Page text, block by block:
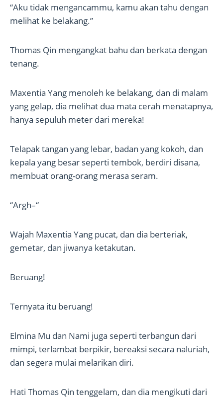
“Aku tidak mengancammu, kamu akan tahu dengan
melihat ke belakang.”
Thomas Qin mengangkat bahu dan berkata dengan
tenang.
Maxentia Yang menoleh ke belakang, dan di malam
yang gelap, dia melihat dua mata cerah menatapnya,
hanya sepuluh meter dari mereka!
Telapak tangan yang lebar, badan yang kokoh, dan
kepala yang besar seperti tembok, berdiri disana,
membuat orang-orang merasa seram.
“Argh–“
Wajah Maxentia Yang pucat, dan dia berteriak,
gemetar, dan jiwanya ketakutan.
Beruang!
Ternyata itu beruang!
Elmina Mu dan Nami juga seperti terbangun dari
mimpi, terlambat berpikir, bereaksi secara naluriah,
dan segera mulai melarikan diri.
Hati Thomas Qin tenggelam, dan dia mengikuti dari